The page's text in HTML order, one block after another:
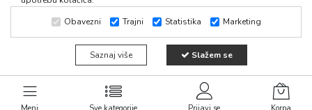
© 2024 Fiducia011. Sva prava zadržana. Web development:
by Global Webmasters -Izrada internet prodavnice
www.wbsdigital.com
Obavezni
Trajni Statistika Marketing
Saznaj više Slažem se